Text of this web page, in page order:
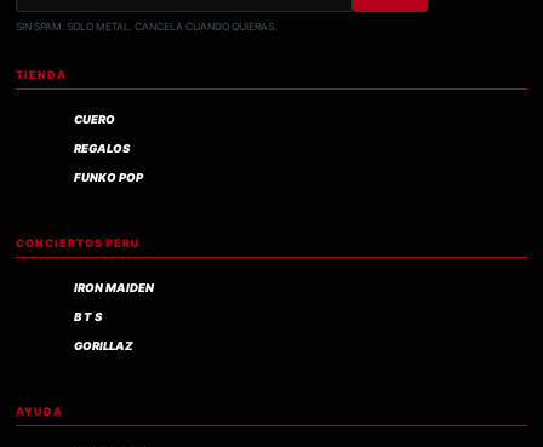
SIN SPAM. SOLO METAL. CANCELA CUANDO QUIERAS.
TIENDA
CUERO
REGALOS
FUNKO POP
CONCIERTOS PERU
IRON MAIDEN
B T S
GORILLAZ
AYUDA